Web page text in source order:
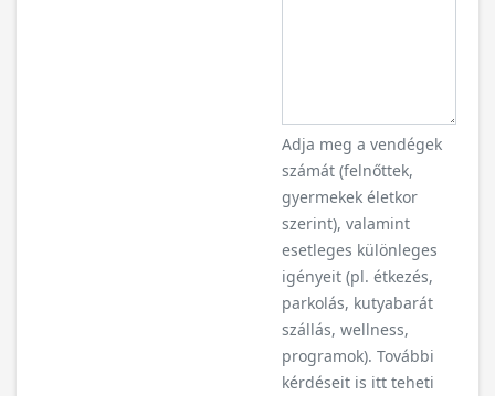
Adja meg a vendégek
számát (felnőttek,
gyermekek életkor
szerint), valamint
esetleges különleges
igényeit (pl. étkezés,
parkolás, kutyabarát
szállás, wellness,
programok). További
kérdéseit is itt teheti